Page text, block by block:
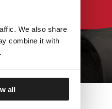
We also share
combine it with
all